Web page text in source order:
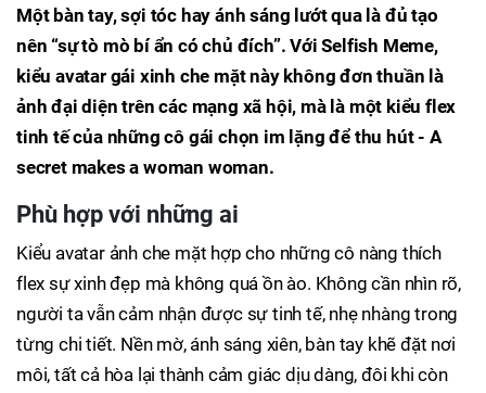
Một bàn tay, sợi tóc hay ánh sáng lướt qua là đủ tạo
nên “sự tò mò bí ẩn có chủ đích”. Với Selfish Meme,
kiểu avatar gái xinh che mặt này không đơn thuần là
ảnh đại diện trên các mạng xã hội, mà là một kiểu flex
tinh tế của những cô gái chọn im lặng để thu hút - A
secret makes a woman woman.
Phù hợp với những ai
Kiểu avatar ảnh che mặt hợp cho những cô nàng thích
flex sự xinh đẹp mà không quá ồn ào. Không cần nhìn rõ,
người ta vẫn cảm nhận được sự tinh tế, nhẹ nhàng trong
từng chi tiết. Nền mờ, ánh sáng xiên, bàn tay khẽ đặt nơi
môi, tất cả hòa lại thành cảm giác dịu dàng, đôi khi còn